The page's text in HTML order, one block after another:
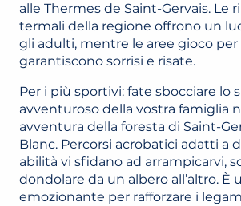
alle Thermes de Saint-Gervais. Le
termali della regione offrono un
gli adulti, mentre le aree gioco
garantiscono sorrisi e risate.
Per i più sportivi: fate sbocciare lo
avventuroso della vostra famiglia
avventura della foresta di Saint-
Blanc. Percorsi acrobatici adatti a
abilità vi sfidano ad arrampicarvi,
dondolare da un albero all’altro. È
emozionante per rafforzare i